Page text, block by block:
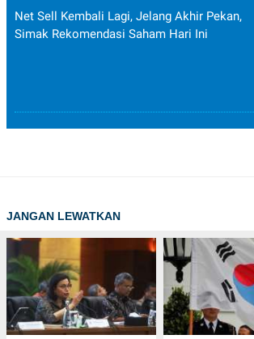
Net Sell Kembali Lagi, Jelang Akhir Pekan,
Simak Rekomendasi Saham Hari Ini
JANGAN LEWATKAN